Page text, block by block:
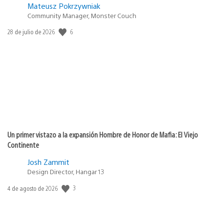
Mateusz Pokrzywniak
Community Manager, Monster Couch
Fecha
28 de julio de 2026 6
Un primer vistazo a la expansión Hombre de Honor de Mafia: El Viejo
Continente
Josh Zammit
Design Director, Hangar 13
Fecha
4 de agosto de 2026 3